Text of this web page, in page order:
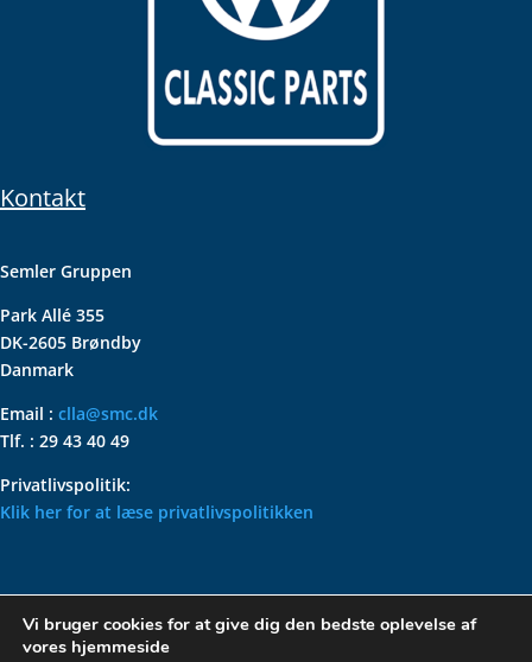
Kontakt
Semler Gruppen
Park Allé 355
DK-2605 Brøndby
Danmark
Email : clla@smc.dk
Tlf. : 29 43 40 49
Privatlivspolitik:
Klik her for at læse privatlivspolitikken
VOLKSWAGEN CLASSIC
PARTS – HOLDER DIN
Vi bruger cookies for at give dig den bedste oplevelse af
vores hjemmeside